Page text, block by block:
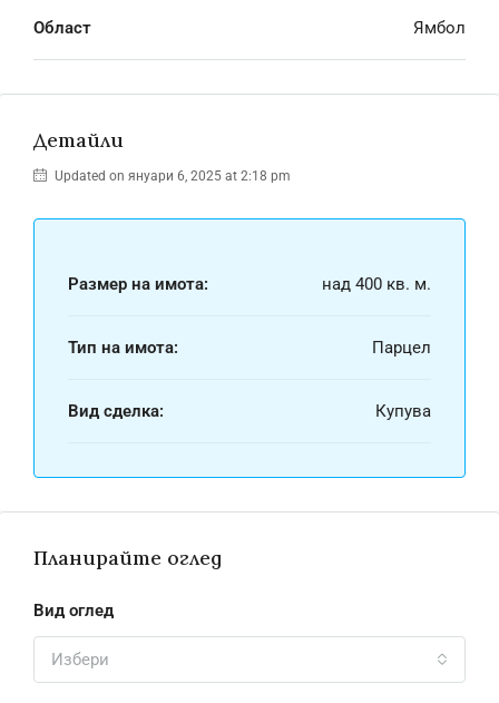
Област Ямбол
Детайли
Updated on януари 6, 2025 at 2:18 pm
Размер на имота: над 400 кв. м.
Тип на имота: Парцел
Вид сделка: Купува
Планирайте оглед
Вид оглед
Избери